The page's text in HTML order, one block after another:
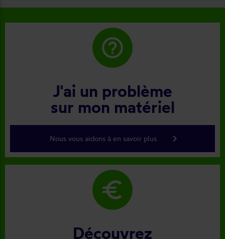
help_outline
J'ai un problème
sur mon matériel
Nous vous aidons à en savoir plus keyboard_arrow_right
euro
Découvrez